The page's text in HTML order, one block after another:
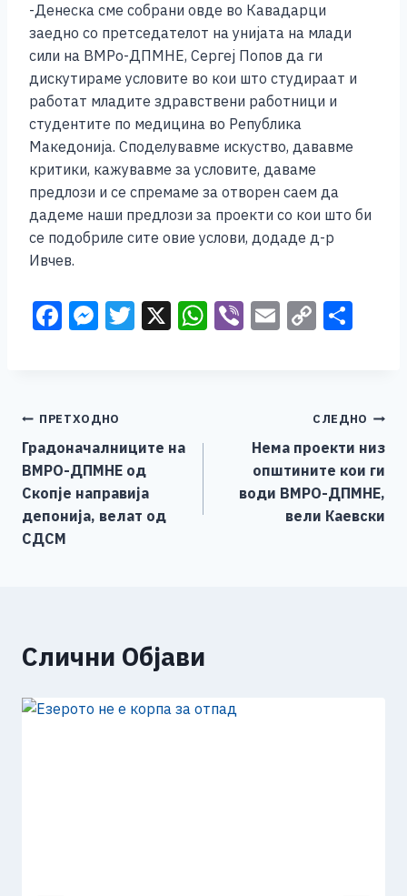
-Денеска сме собрани овде во Кавадарци
заедно со претседателот на унијата на млади
сили на ВМРо-ДПМНЕ, Сергеј Попов да ги
дискутираме условите во кои што студираат и
работат младите здравствени работници и
студентите по медицина во Република
Македонија. Споделувавме искуство, дававме
критики, кажувавме за условите, даваме
предлози и се спремаме за отворен саем да
дадеме наши предлози за проекти со кои што би
се подобриле сите овие услови, додаде д-р
Ивчев.
F
b
o
o
k
M
n
g
er
T X W Vi E C
Li
n
k
Навигација
на
напис
ПРЕТХОДНО
Градоначалниците на
ВМРО-ДПМНЕ од
Скопје направија
депонија, велат од
СДСМ
СЛЕДНО
Нема проекти низ
општините кои ги
води ВМРО-ДПМНЕ,
вели Каевски
Слични Објави